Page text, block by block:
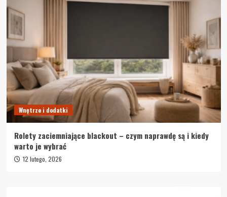
Wnętrze i dodatki
Rolety zaciemniające blackout – czym naprawdę są i kiedy
warto je wybrać
12 lutego, 2026